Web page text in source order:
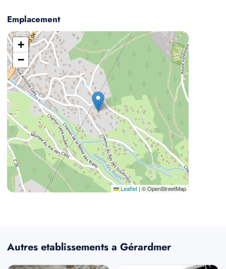
Emplacement
+
−
Leaflet | © OpenStreetMap
Autres etablissements a Gérardmer